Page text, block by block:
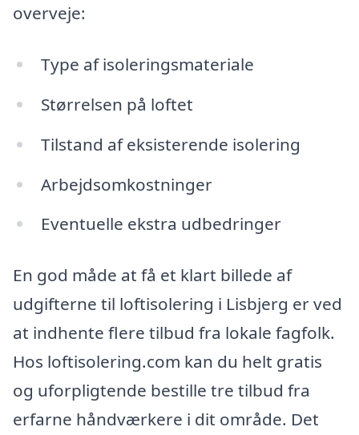
overveje:
Type af isoleringsmateriale
Størrelsen på loftet
Tilstand af eksisterende isolering
Arbejdsomkostninger
Eventuelle ekstra udbedringer
En god måde at få et klart billede af
udgifterne til loftisolering i Lisbjerg er ved
at indhente flere tilbud fra lokale fagfolk.
Hos loftisolering.com kan du helt gratis
og uforpligtende bestille tre tilbud fra
erfarne håndværkere i dit område. Det